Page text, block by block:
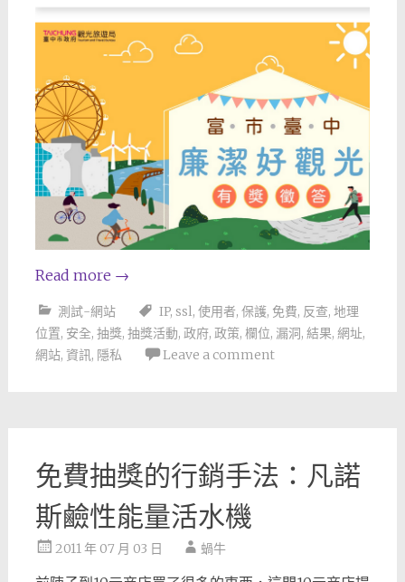
Read more →
測試-網站 IP, ssl, 使用者, 保護, 免費, 反查, 地理
位置, 安全, 抽獎, 抽獎活動, 政府, 政策, 欄位, 漏洞, 結果, 網址,
網站, 資訊, 隱私 Leave a comment
免費抽獎的行銷手法：凡諾
斯鹼性能量活水機
2011 年 07 月 03 日 蝸牛